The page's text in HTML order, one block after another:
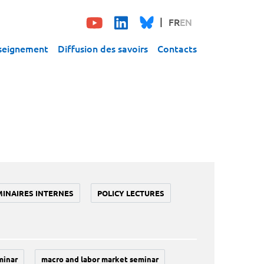
FREN
Diffusion des savoirs Contacts
INTERNES POLICY LECTURES
macro and labor market seminar